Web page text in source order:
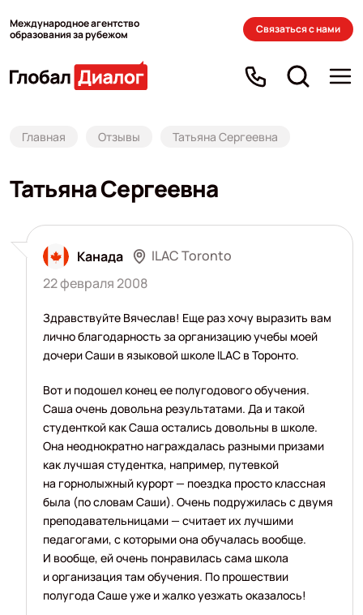
Международное агентство
образования за рубежом
Связаться с нами
Главная Отзывы Татьяна Сергеевна
Татьяна Сергеевна
Канада
ILAC Toronto
22 февраля 2008
Здравствуйте Вячеслав! Еще раз хочу выразить вам
лично благодарность за организацию учебы моей
дочери Саши в языковой школе ILAC в Торонто.
Вот и подошел конец ее полугодового обучения.
Саша очень довольна результатами. Да и такой
студенткой как Саша остались довольны в школе.
Она неоднократно награждалась разными призами
как лучшая студентка, например, путевкой
на горнолыжный курорт — поездка просто классная
была (по словам Саши). Очень подружилась с двумя
преподавательницами — считает их лучшими
педагогами, с которыми она обучалась вообще.
И вообще, ей очень понравилась сама школа
и организация там обучения. По прошествии
полугода Саше уже и жалко уезжать оказалось!